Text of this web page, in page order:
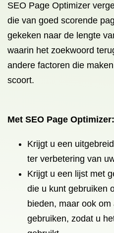
SEO Page Optimizer
die van goed scorende
gekeken naar de lengte
waarin het zoekwoord
andere factoren die
scoort.
Met SEO Page Optimizer:
Krijgt u een
ter verbetering van
Krijgt u een lijst met
die u kunt gebruiken
bieden, maar ook
gebruiken, zodat u